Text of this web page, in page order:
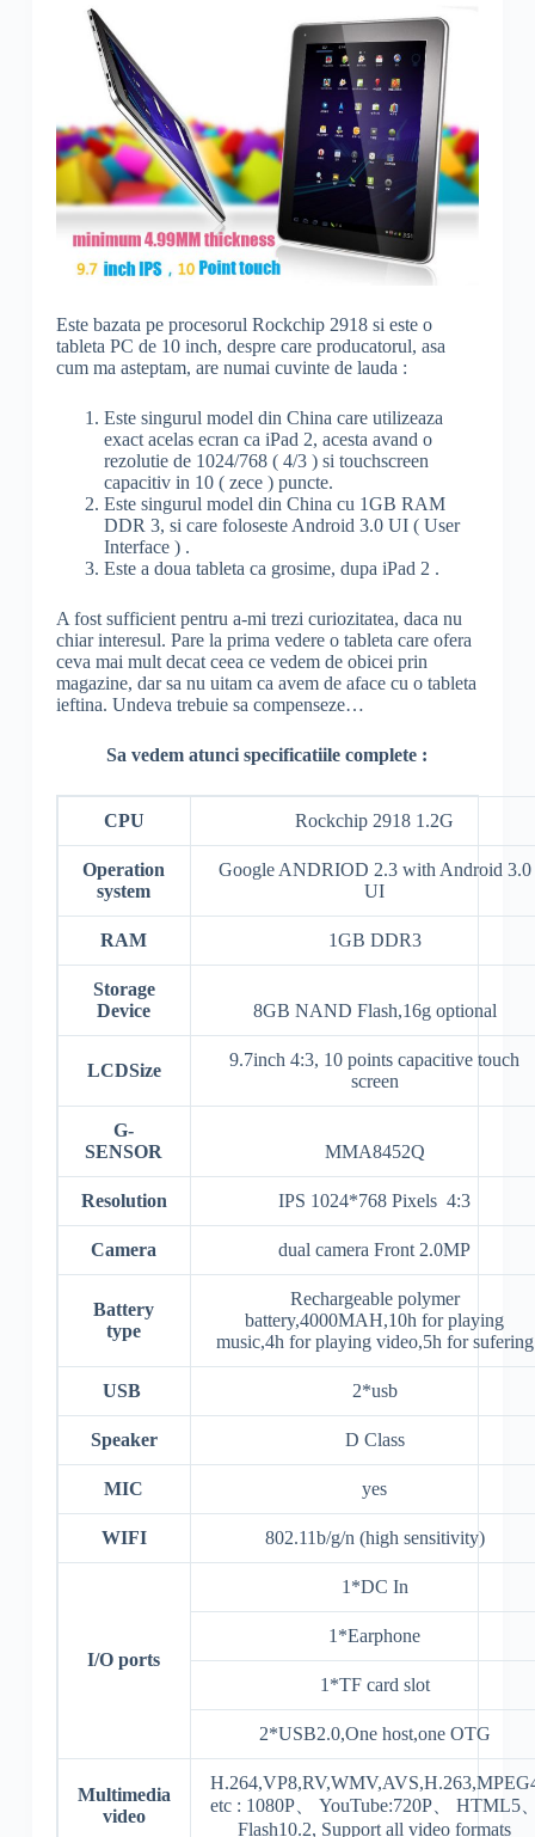
Este bazata pe procesorul Rockchip 2918 si este o
tableta PC de 10 inch, despre care producatorul, asa
cum ma asteptam, are numai cuvinte de lauda :
Este singurul model din China care utilizeaza
exact acelas ecran ca iPad 2, acesta avand o
rezolutie de 1024/768 ( 4/3 ) si touchscreen
capacitiv in 10 ( zece ) puncte.
Este singurul model din China cu 1GB RAM
DDR 3, si care foloseste Android 3.0 UI ( User
Interface ) .
Este a doua tableta ca grosime, dupa iPad 2 .
A fost sufficient pentru a-mi trezi curiozitatea, daca nu
chiar interesul. Pare la prima vedere o tableta care ofera
ceva mai mult decat ceea ce vedem de obicei prin
magazine, dar sa nu uitam ca avem de aface cu o tableta
ieftina. Undeva trebuie sa compenseze…
Sa vedem atunci specificatiile complete :
CPU Rockchip 2918 1.2G
Operation
system
Google ANDRIOD 2.3 with Android 3.0
UI
RAM 1GB DDR3
Storage
Device
8GB NAND Flash,16g optional
LCDSize
9.7inch 4:3, 10 points capacitive touch
screen
G-
SENSOR
MMA8452Q
Resolution IPS 1024*768 Pixels 4:3
Camera dual camera Front 2.0MP
Battery
type
Rechargeable polymer
battery,4000MAH,10h for playing
music,4h for playing video,5h for sufering
USB 2*usb
Speaker D Class
MIC yes
WIFI 802.11b/g/n (high sensitivity)
I/O ports
1*DC In
1*Earphone
1*TF card slot
2*USB2.0,One host,one OTG
Multimedia
video
etc : 1080P、 YouTube:720P、 HTML5
Flash10.2, Support all video formats